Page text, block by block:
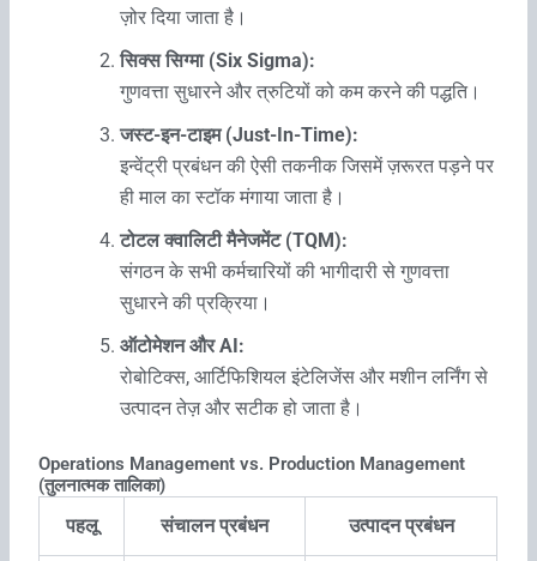
ज़ोर दिया जाता है।
सिक्स सिग्मा (Six Sigma):
गुणवत्ता सुधारने और त्रुटियों को कम करने की पद्धति।
जस्ट-इन-टाइम (Just-In-Time):
इन्वेंट्री प्रबंधन की ऐसी तकनीक जिसमें ज़रूरत पड़ने पर
ही माल का स्टॉक मंगाया जाता है।
टोटल क्वालिटी मैनेजमेंट (TQM):
संगठन के सभी कर्मचारियों की भागीदारी से गुणवत्ता
सुधारने की प्रक्रिया।
ऑटोमेशन और AI:
रोबोटिक्स, आर्टिफिशियल इंटेलिजेंस और मशीन लर्निंग से
उत्पादन तेज़ और सटीक हो जाता है।
Operations Management vs. Production Management
(तुलनात्मक तालिका)
पहलू संचालन प्रबंधन उत्पादन प्रबंधन